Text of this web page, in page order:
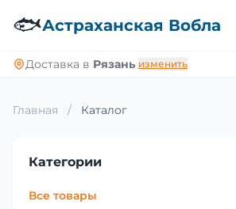
🐟Астраханская Вобла
Доставка в Рязань изменить
Главная / Каталог
Категории
Все товары